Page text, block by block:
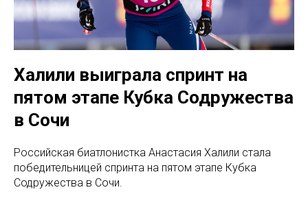
Халили выиграла спринт на
пятом этапе Кубка Содружества
в Сочи
Российская биатлонистка Анастасия Халили стала
победительницей спринта на пятом этапе Кубка
Содружества в Сочи.